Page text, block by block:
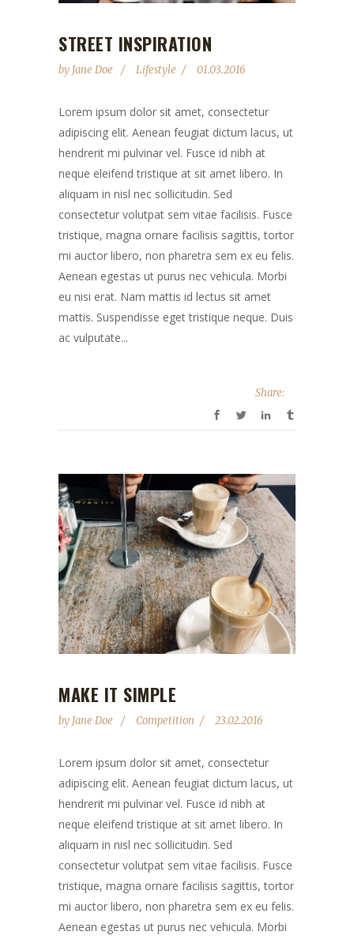
STREET INSPIRATION
byJane Doe Lifestyle 01.03.2016
Lorem ipsum dolor sit amet, consectetur
adipiscing elit. Aenean feugiat dictum lacus, ut
hendrerit mi pulvinar vel. Fusce id nibh at
neque eleifend tristique at sit amet libero. In
aliquam in nisl nec sollicitudin. Sed
consectetur volutpat sem vitae facilisis. Fusce
tristique, magna ornare facilisis sagittis, tortor
mi auctor libero, non pharetra sem ex eu felis.
Aenean egestas ut purus nec vehicula. Morbi
eu nisi erat. Nam mattis id lectus sit amet
mattis. Suspendisse eget tristique neque. Duis
ac vulputate...
Share:
MAKE IT SIMPLE
by Jane Doe Competition 23.02.2016
Lorem ipsum dolor sit amet, consectetur
adipiscing elit. Aenean feugiat dictum lacus, ut
hendrerit mi pulvinar vel. Fusce id nibh at
neque eleifend tristique at sit amet libero. In
aliquam in nisl nec sollicitudin. Sed
consectetur volutpat sem vitae facilisis. Fusce
tristique, magna ornare facilisis sagittis, tortor
mi auctor libero, non pharetra sem ex eu felis.
Aenean egestas ut purus nec vehicula. Morbi